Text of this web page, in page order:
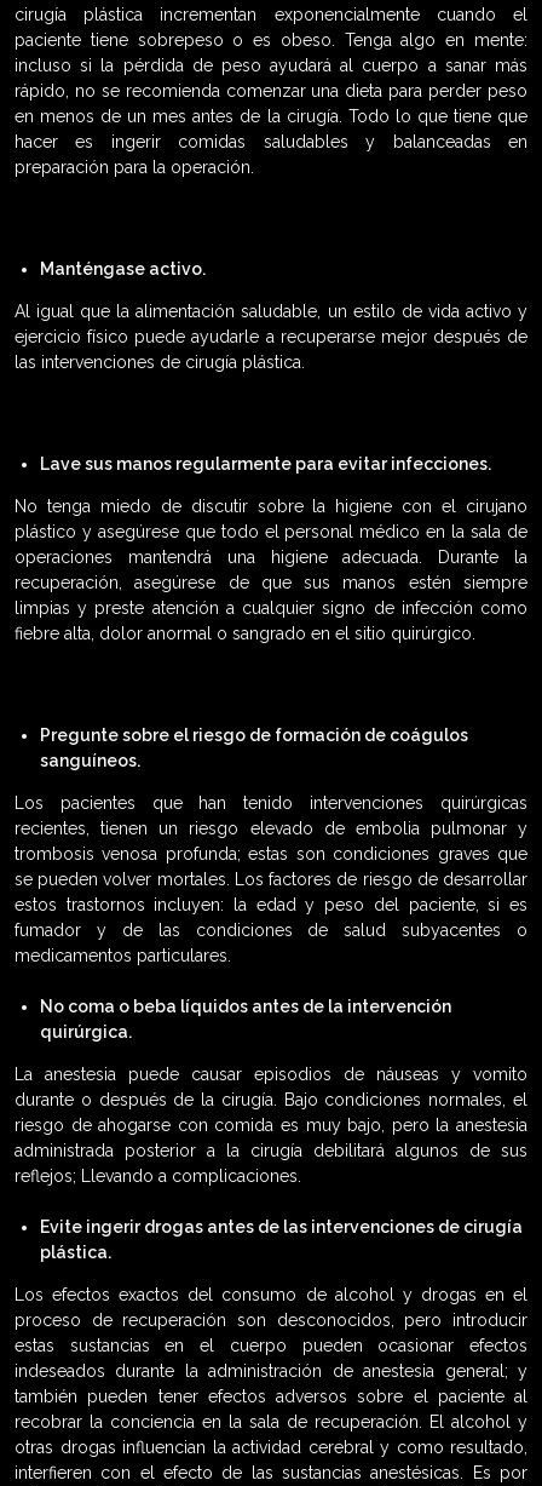
cirugía plástica incrementan exponencialmente cuando el
paciente tiene sobrepeso o es obeso. Tenga algo en mente:
incluso si la pérdida de peso ayudará al cuerpo a sanar más
rápido, no se recomienda comenzar una dieta para perder peso
en menos de un mes antes de la cirugía. Todo lo que tiene que
hacer es ingerir comidas saludables y balanceadas en
preparación para la operación.
Manténgase activo.
Al igual que la alimentación saludable, un estilo de vida activo y
ejercicio físico puede ayudarle a recuperarse mejor después de
las intervenciones de cirugía plástica.
Lave sus manos regularmente para evitar infecciones.
No tenga miedo de discutir sobre la higiene con el cirujano
plástico y asegúrese que todo el personal médico en la sala de
operaciones mantendrá una higiene adecuada. Durante la
recuperación, asegúrese de que sus manos estén siempre
limpias y preste atención a cualquier signo de infección como
fiebre alta, dolor anormal o sangrado en el sitio quirúrgico.
Pregunte sobre el riesgo de formación de coágulos
sanguíneos.
Los pacientes que han tenido intervenciones quirúrgicas
recientes, tienen un riesgo elevado de embolia pulmonar y
trombosis venosa profunda; estas son condiciones graves que
se pueden volver mortales. Los factores de riesgo de desarrollar
estos trastornos incluyen: la edad y peso del paciente, si es
fumador y de las condiciones de salud subyacentes o
medicamentos particulares.
No coma o beba líquidos antes de la intervención
quirúrgica.
La anestesia puede causar episodios de náuseas y vomito
durante o después de la cirugía. Bajo condiciones normales, el
riesgo de ahogarse con comida es muy bajo, pero la anestesia
administrada posterior a la cirugía debilitará algunos de sus
reflejos; Llevando a complicaciones.
Evite ingerir drogas antes de las intervenciones de cirugía
plástica.
Los efectos exactos del consumo de alcohol y drogas en el
proceso de recuperación son desconocidos, pero introducir
estas sustancias en el cuerpo pueden ocasionar efectos
indeseados durante la administración de anestesia general; y
también pueden tener efectos adversos sobre el paciente al
recobrar la conciencia en la sala de recuperación. El alcohol y
otras drogas influencian la actividad cerebral y como resultado,
interfieren con el efecto de las sustancias anestésicas. Es por